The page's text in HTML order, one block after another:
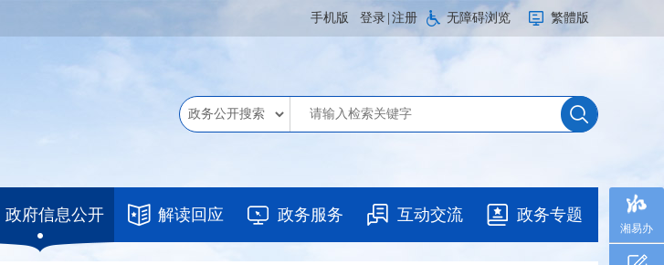
手机版 登录 注册 无障碍浏览 繁體版
政府信息公开 解读回应 政务服务 互动交流 政务专题
湘易办